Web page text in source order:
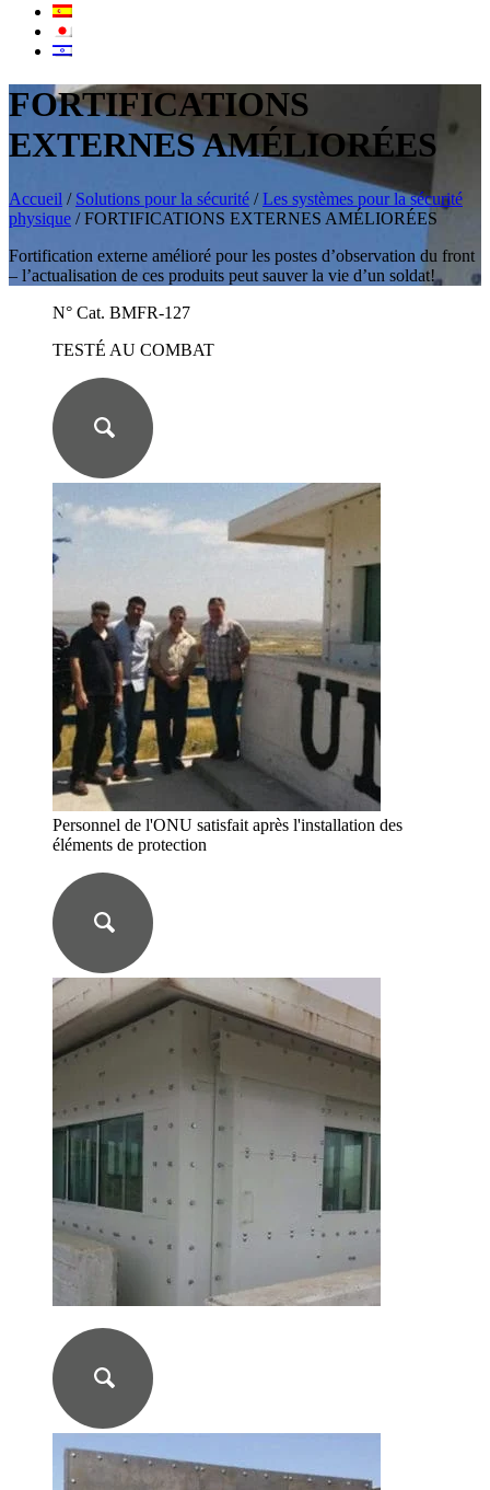
FORTIFICATIONS
EXTERNES AMÉLIORÉES
Accueil / Solutions pour la sécurité /Les systèmes pour la sécurité
physique /FORTIFICATIONS EXTERNES AMÉLIORÉES
Fortification externe amélioré pour les postes d’observation du front
– l’actualisation de ces produits peut sauver la vie d’un soldat!
N° Cat. BMFR-127
TESTÉ AU COMBAT
Personnel de l'ONU satisfait après l'installation des
éléments de protection